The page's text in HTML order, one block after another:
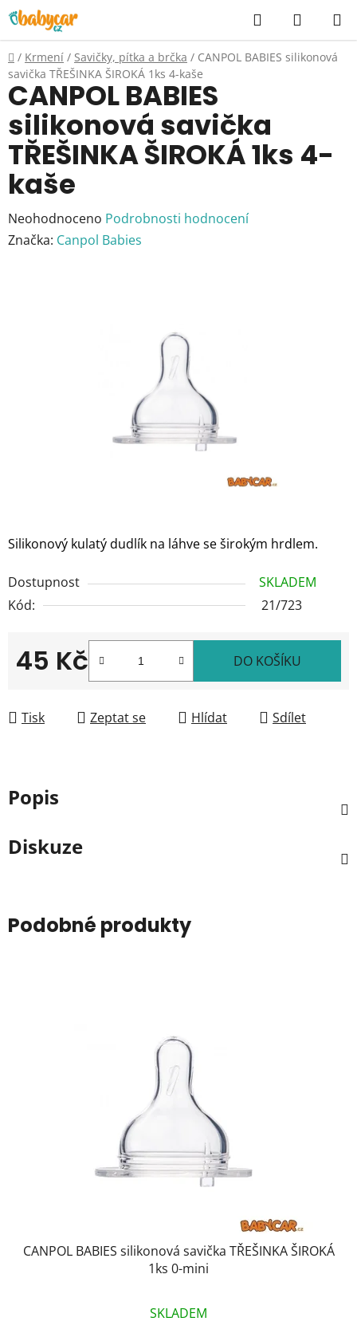
Přejít
na
obsah
Hledat
KOŠÍK
Domů
/ Krmení / Savičky, pítka a brčka / CANPOL BABIES silikonová
savička TŘEŠINKA ŠIROKÁ 1ks 4-kaše
Silikonový kulatý dudlík na láhve se širokým hrdlem.
Dostupnost
SKLADEM
Kód:
21/723
45 Kč
Měrná cena:
DO KOŠÍKU
Tisk Zeptat se Hlídat Sdílet
CANPOL BABIES
silikonová savička
TŘEŠINKA ŠIROKÁ 1ks 4-
kaše
Průměrné
hodnocení
Neohodnoceno Podrobnosti hodnocení
Značka: Canpol Babies
Popis
Diskuze
Podobné produkty
CANPOL BABIES silikonová savička TŘEŠINKA ŠIROKÁ
1ks 0-mini
SKLADEM